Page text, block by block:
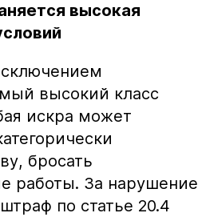
высокая
высокий класс
искра может
бросать
работы. За нарушение
по статье 20.4